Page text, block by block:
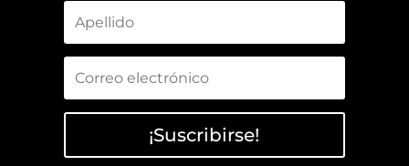
¡Suscribirse!